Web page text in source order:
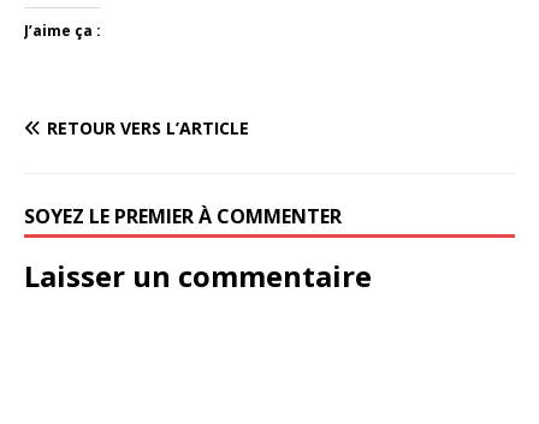
J’aime ça :
RETOUR VERS L’ARTICLE
SOYEZ LE PREMIER À COMMENTER
Laisser un commentaire